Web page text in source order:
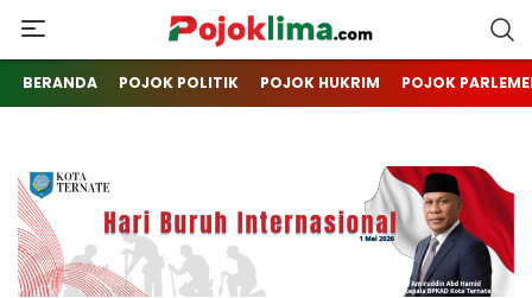
pojoklima.com
Mojokin
BERANDA POJOK POLITIK POJOK HUKRIM POJOK